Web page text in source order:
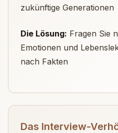
zukünftige Generationen
Die Lösung: Fragen Sie
Emotionen und
nach Fakten
Das Interview-